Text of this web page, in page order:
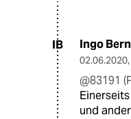
IB Ingo
02.06.2020,
@83191
und